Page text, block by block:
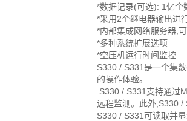
*数据记录(可选): 1亿个
*采用2个继电器输出进
*内部集成网络服务器,
*多种系统扩展选项
*空压机运行时间监控
S330 / S331是一个集
的操作体验。
S330 / S331支持通过
远程监测。此外,S330 /
S330 / S331可读取并